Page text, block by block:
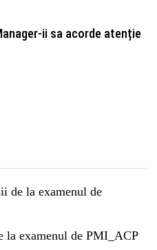
ii sa acorde atenție
de la examenul de
la examenul de PMI_ACP